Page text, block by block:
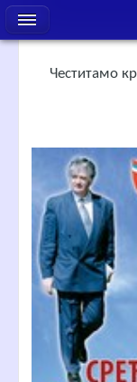
Честитамо